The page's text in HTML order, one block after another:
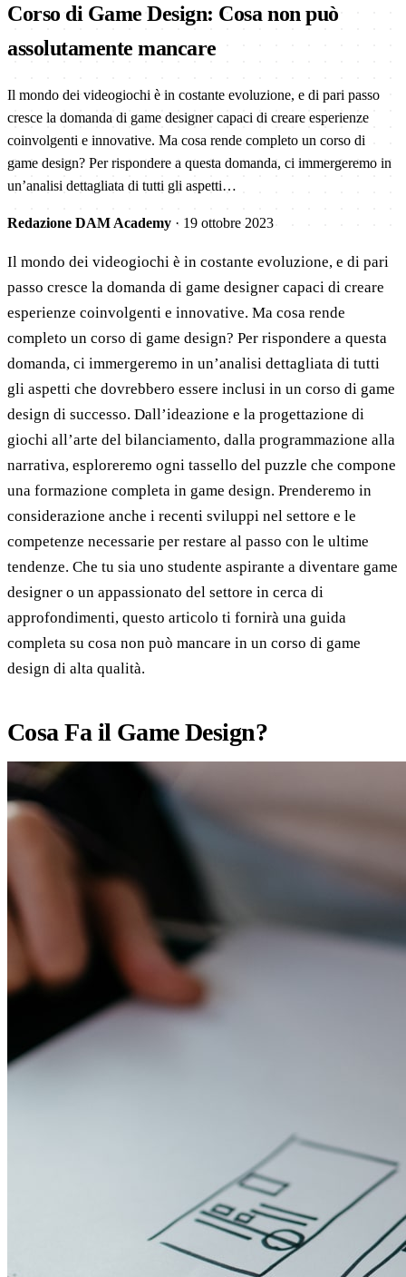
Corso di Game Design: Cosa non può
assolutamente mancare
Il mondo dei videogiochi è in costante evoluzione, e di pari passo
cresce la domanda di game designer capaci di creare esperienze
coinvolgenti e innovative. Ma cosa rende completo un corso di
game design? Per rispondere a questa domanda, ci immergeremo in
un’analisi dettagliata di tutti gli aspetti…
Redazione DAM Academy · 19 ottobre 2023
Il mondo dei videogiochi è in costante evoluzione, e di pari
passo cresce la domanda di game designer capaci di creare
esperienze coinvolgenti e innovative. Ma cosa rende
completo un corso di game design? Per rispondere a questa
domanda, ci immergeremo in un’analisi dettagliata di tutti
gli aspetti che dovrebbero essere inclusi in un corso di game
design di successo. Dall’ideazione e la progettazione di
giochi all’arte del bilanciamento, dalla programmazione alla
narrativa, esploreremo ogni tassello del puzzle che compone
una formazione completa in game design. Prenderemo in
considerazione anche i recenti sviluppi nel settore e le
competenze necessarie per restare al passo con le ultime
tendenze. Che tu sia uno studente aspirante a diventare game
designer o un appassionato del settore in cerca di
approfondimenti, questo articolo ti fornirà una guida
completa su cosa non può mancare in un corso di game
design di alta qualità.
Cosa Fa il Game Design?